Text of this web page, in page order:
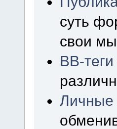
суть
свои
BB-теги
Личные